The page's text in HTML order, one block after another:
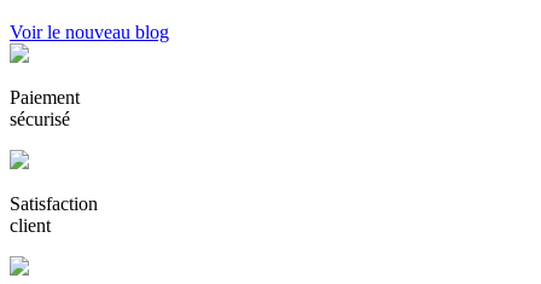
Voir le nouveau blog
Paiement
sécurisé
Satisfaction
client